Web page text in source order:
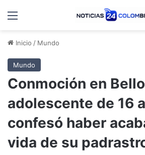
Menú
Inicio / Mundo
Mundo
Conmoción en
adolescente de 16
confesó haber
vida de su